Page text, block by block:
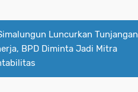
Luncurkan Tunjangan
BPD Diminta Jadi Mitra